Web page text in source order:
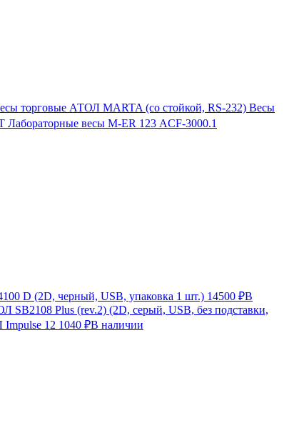
Весы
Лабораторные весы M-ER 123 АCF-3000.1
D (2D, черный, USB, упаковка 1 шт.) 14500 ₽В
SB2108 Plus (rev.2) (2D, серый, USB, без подставки,
Impulse 12 1040 ₽В наличии